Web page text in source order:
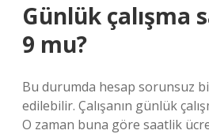
Günlük çalışma
9 mu?
Bu durumda hesap sorunsuz
edilebilir. Çalışanın günlük
O zaman buna göre saatlik